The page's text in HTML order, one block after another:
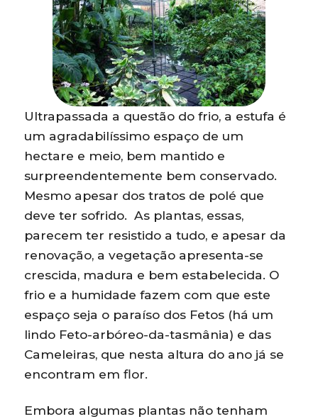
Ultrapassada a questão do frio, a estufa é
um agradabilíssimo espaço de um
hectare e meio, bem mantido e
surpreendentemente bem conservado.
Mesmo apesar dos tratos de polé que
deve ter sofrido. As plantas, essas,
parecem ter resistido a tudo, e apesar da
renovação, a vegetação apresenta-se
crescida, madura e bem estabelecida. O
frio e a humidade fazem com que este
espaço seja o paraíso dos Fetos (há um
lindo Feto-arbóreo-da-tasmânia) e das
Cameleiras, que nesta altura do ano já se
encontram em flor.
Embora algumas plantas não tenham